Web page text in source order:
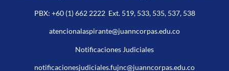
PBX: +60 (1) 662 2222Ext. 519, 533, 535, 537, 538
atencionalaspirante@juanncorpas.edu.co
Notificaciones Judiciales
notificacionesjudiciales.fujnc@juanncorpas.edu.co